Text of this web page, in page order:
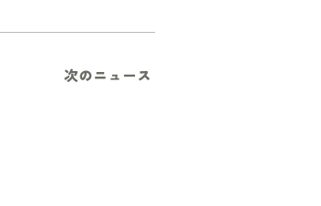
次のニュース